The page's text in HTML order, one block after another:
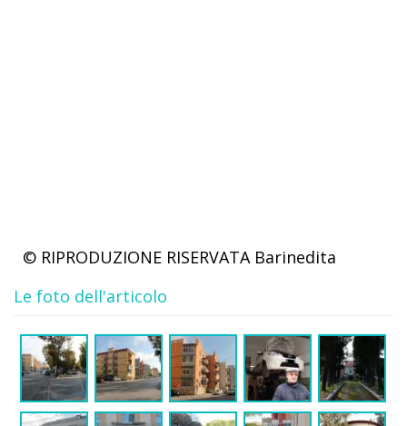
© RIPRODUZIONE RISERVATA Barinedita
Le foto dell'articolo